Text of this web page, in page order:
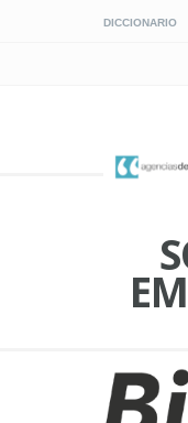
DICCIONARIO